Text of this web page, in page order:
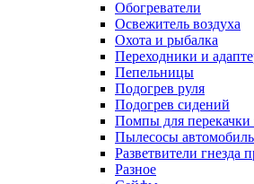
Обогреватели
Освежитель воздуха
Охота и рыбалка
Переходники и
Пепельницы
Подогрев руля
Подогрев сидений
Помпы для перекачки
Пылесосы
Разветвители гнезда
Разное